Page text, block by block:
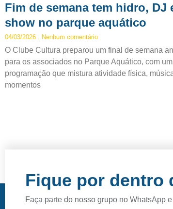
Fim de semana tem hidro, DJ
show no parque aquático
04/03/2026 Nenhum comentário
O Clube Cultura preparou um final de semana
para os associados no Parque Aquático, com
programação que mistura atividade física,
momentos
Fique por dentro
Faça parte do nosso grupo no WhatsApp